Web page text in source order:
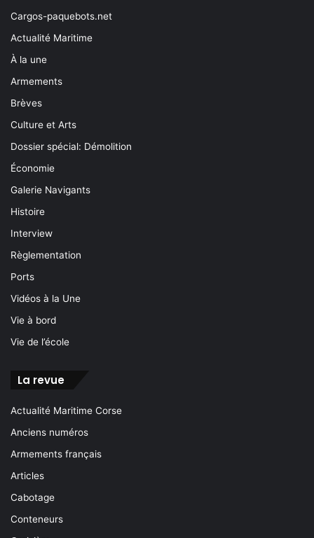
Cargos-paquebots.net
Actualité Maritime
À la une
Armements
Brèves
Culture et Arts
Dossier spécial: Démolition
Économie
Galerie Navigants
Histoire
Interview
Règlementation
Ports
Vidéos à la Une
Vie à bord
Vie de l’école
La revue
Actualité Maritime Corse
Anciens numéros
Armements français
Articles
Cabotage
Conteneurs